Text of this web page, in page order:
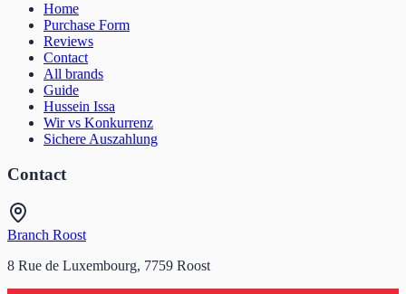
Home
Purchase Form
Reviews
Contact
All brands
Guide
Hussein Issa
Wir vs Konkurrenz
Sichere Auszahlung
Contact
Branch Roost
8 Rue de Luxembourg, 7759 Roost